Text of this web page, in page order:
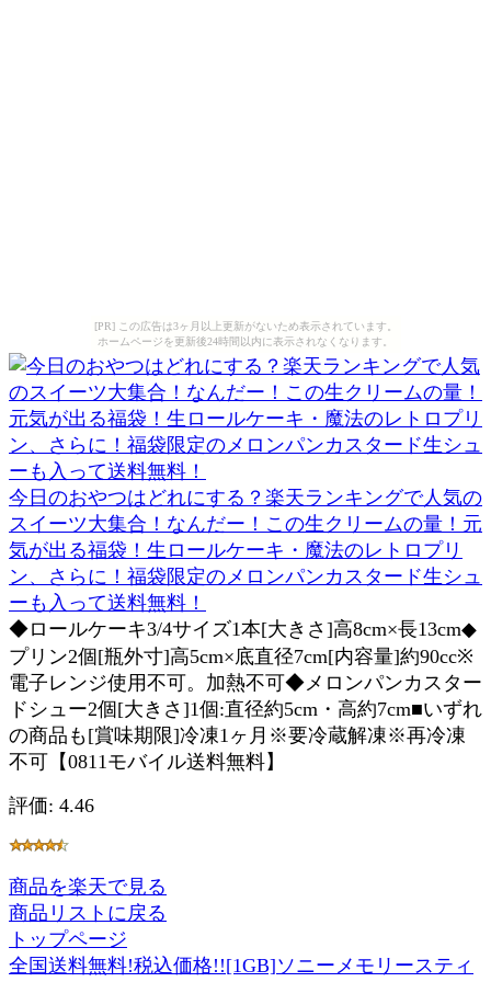
[PR] この広告は3ヶ月以上更新がないため表示されています。
ホームページを更新後24時間以内に表示されなくなります。
今日のおやつはどれにする？楽天ランキングで人気の
スイーツ大集合！なんだー！この生クリームの量！元
気が出る福袋！生ロールケーキ・魔法のレトロプリ
ン、さらに！福袋限定のメロンパンカスタード生シュ
ーも入って送料無料！
◆ロールケーキ3/4サイズ1本[大きさ]高8cm×長13cm◆
プリン2個[瓶外寸]高5cm×底直径7cm[内容量]約90cc※
電子レンジ使用不可。加熱不可◆メロンパンカスター
ドシュー2個[大きさ]1個:直径約5cm・高約7cm■いずれ
の商品も[賞味期限]冷凍1ヶ月※要冷蔵解凍※再冷凍
不可【0811モバイル送料無料】
評価: 4.46
商品を楽天で見る
商品リストに戻る
トップページ
全国送料無料!税込価格!![1GB]ソニーメモリースティ